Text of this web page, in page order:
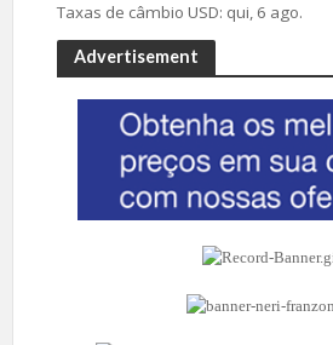
Taxas de câmbio USD: qui, 6 ago.
Advertisement